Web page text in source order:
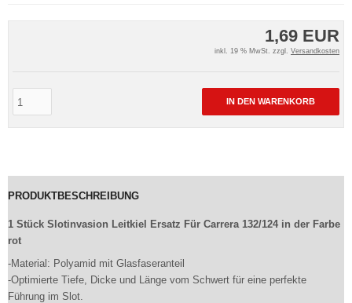
1,69 EUR
inkl. 19 % MwSt. zzgl. Versandkosten
IN DEN WARENKORB
PRODUKTBESCHREIBUNG
1 Stück Slotinvasion Leitkiel Ersatz Für Carrera 132/124 in der Farbe
rot
-Material: Polyamid mit Glasfaseranteil
-Optimierte Tiefe, Dicke und Länge vom Schwert für eine perfekte
Führung im Slot.